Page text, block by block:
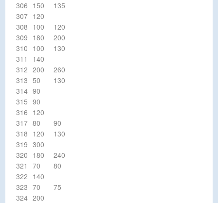
306 150
135
307 120
308 100
120
309 180
200
310 100
130
311
140
312 200
260
313 50
130
314 90
315 90
316 120
317 80
90
318 120
130
319 300
320 180
240
321
70
80
322 140
323 70
75
324 200